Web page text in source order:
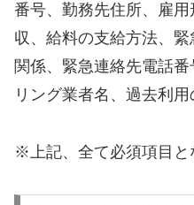
番号、勤務先住所、雇
収、給料の支給方法、
関係、緊急連絡先電話
リング業者名、過去利
※上記、全て必須項目と